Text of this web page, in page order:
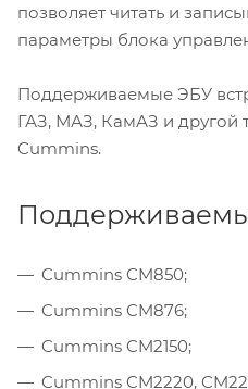
позволяет читать и
параметры блока
Поддерживаемые ЭБУ
ГАЗ, МАЗ, КамАЗ и другой
Cummins.
Cummins CM850;
Cummins CM876;
Cummins CM2150;
Cummins CM2220,